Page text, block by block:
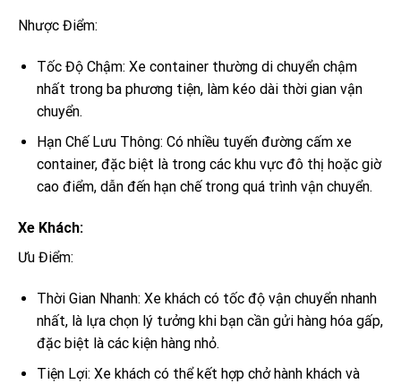
Nhược Điểm:
Tốc Độ Chậm: Xe container thường di chuyển chậm
nhất trong ba phương tiện, làm kéo dài thời gian vận
chuyển.
Hạn Chế Lưu Thông: Có nhiều tuyến đường cấm xe
container, đặc biệt là trong các khu vực đô thị hoặc giờ
cao điểm, dẫn đến hạn chế trong quá trình vận chuyển.
Xe Khách:
Ưu Điểm:
Thời Gian Nhanh: Xe khách có tốc độ vận chuyển nhanh
nhất, là lựa chọn lý tưởng khi bạn cần gửi hàng hóa gấp,
đặc biệt là các kiện hàng nhỏ.
Tiện Lợi: Xe khách có thể kết hợp chở hành khách và